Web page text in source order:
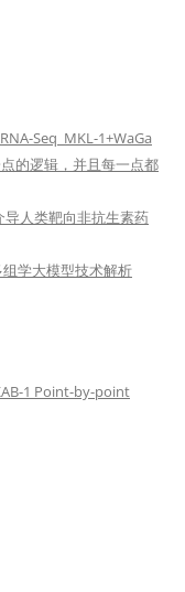
Seq_MKL-1+WaGa
的逻辑，并且每一点都
人类靶向非抗生素药
学大模型技术解析
1 Point-by-point